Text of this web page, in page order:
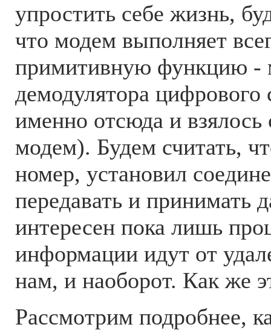
упростить себе жизнь,
что модем выполняет
примитивную функцию -
демодулятора цифрового
именно отсюда и
модем). Будем считать,
номер, установил
передавать и принимать
интересен пока лишь
информации идут от
нам, и наоборот. Как же
Рассмотрим подробнее,